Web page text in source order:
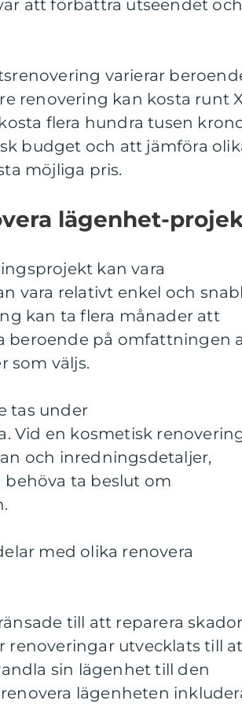
att förbättra utseendet och
varierar
renovering kan kosta runt
flera hundra tusen
budget och att jämföra
möjliga pris.
lägenhet-
kan vara
vara relativt enkel och
kan ta flera månader att
beroende på omfattningen
som väljs.
tas under
Vid en kosmetisk
och inredningsdetaljer,
ta beslut om
med olika renovera
till att reparera skador
renoveringar utvecklats till
sin lägenhet till den
lägenheten